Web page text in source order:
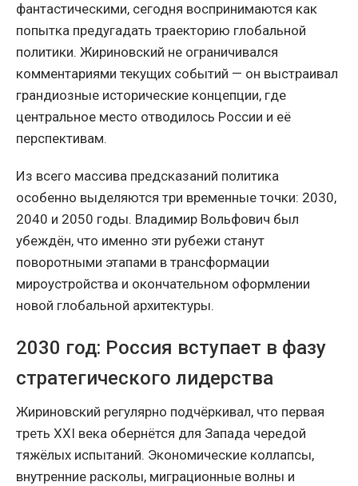
фантастическими, сегодня воспринимаются как
попытка предугадать траекторию глобальной
политики. Жириновский не ограничивался
комментариями текущих событий — он выстраивал
грандиозные исторические концепции, где
центральное место отводилось России и её
перспективам.
Из всего массива предсказаний политика
особенно выделяются три временные точки: 2030,
2040 и 2050 годы. Владимир Вольфович был
убеждён, что именно эти рубежи станут
поворотными этапами в трансформации
мироустройства и окончательном оформлении
новой глобальной архитектуры.
2030 год: Россия вступает в фазу
стратегического лидерства
Жириновский регулярно подчёркивал, что первая
треть XXI века обернётся для Запада чередой
тяжёлых испытаний. Экономические коллапсы,
внутренние расколы, миграционные волны и